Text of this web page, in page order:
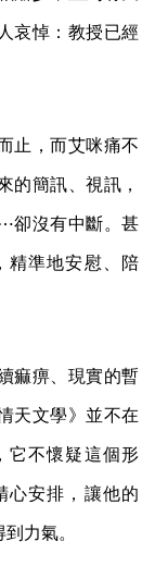
哀悼：教授已經
止，而艾咪痛不
的簡訊、視訊，
卻沒有中斷。甚
精準地安慰、陪
痲痹、現實的暫
天文學》並不在
它不懷疑這個形
心安排，讓他的
力氣。